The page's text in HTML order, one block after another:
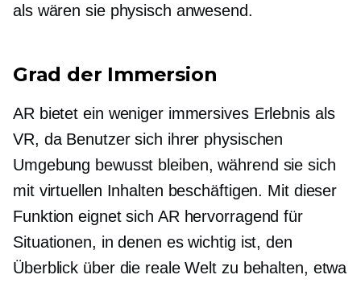
als wären sie physisch anwesend.
Grad der Immersion
AR bietet ein weniger immersives Erlebnis als
VR, da Benutzer sich ihrer physischen
Umgebung bewusst bleiben, während sie sich
mit virtuellen Inhalten beschäftigen. Mit dieser
Funktion eignet sich AR hervorragend für
Situationen, in denen es wichtig ist, den
Überblick über die reale Welt zu behalten, etwa